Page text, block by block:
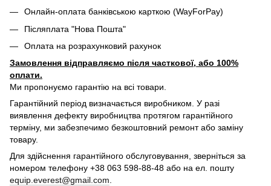
Онлайн-оплата банківською карткою (WayForPay)
Післяплата "Нова Пошта"
Оплата на розрахунковий рахунок
Замовлення відправляємо після часткової, або 100%
оплати.
Ми пропонуємо гарантію на всі товари.
Гарантійний період визначається виробником. У разі
виявлення дефекту виробництва протягом гарантійного
терміну, ми забезпечимо безкоштовний ремонт або заміну
товару.
Для здійснення гарантійного обслуговування, зверніться за
номером телефону +38 063 598-88-48 або на ел. пошту
equip.everest@gmail.com.